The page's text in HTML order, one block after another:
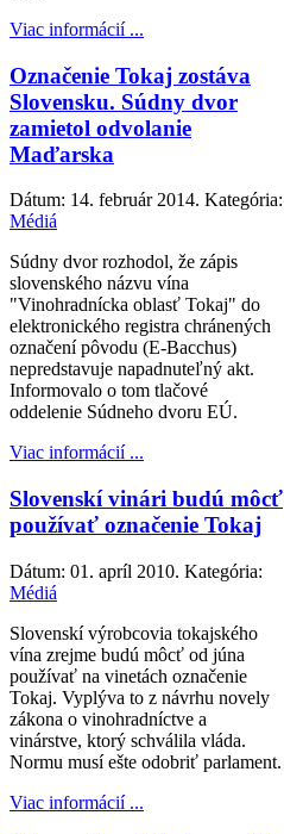
Viac informácií ...
Označenie Tokaj zostáva
Slovensku. Súdny dvor
zamietol odvolanie
Maďarska
Dátum: 14. február 2014. Kategória:
Médiá
Súdny dvor rozhodol, že zápis
slovenského názvu vína
"Vinohradnícka oblasť Tokaj" do
elektronického registra chránených
označení pôvodu (E-Bacchus)
nepredstavuje napadnuteľný akt.
Informovalo o tom tlačové
oddelenie Súdneho dvoru EÚ.
Viac informácií ...
Slovenskí vinári budú môcť
používať označenie Tokaj
Dátum: 01. apríl 2010. Kategória:
Médiá
Slovenskí výrobcovia tokajského
vína zrejme budú môcť od júna
používať na vinetách označenie
Tokaj. Vyplýva to z návrhu novely
zákona o vinohradníctve a
vinárstve, ktorý schválila vláda.
Normu musí ešte odobriť parlament.
Viac informácií ...